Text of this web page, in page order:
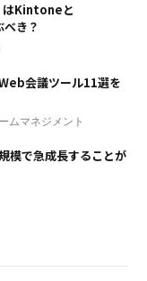
はKintoneと
き？
会議ツール11選を
ムマネジメント
模で急成長することが